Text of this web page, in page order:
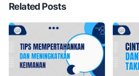
Related Posts